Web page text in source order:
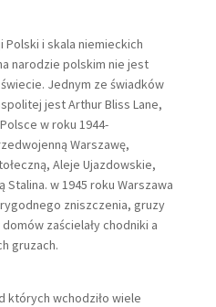
i skala niemieckich
narodzie polskim nie jest
Jednym ze świadków
jest Arthur Bliss Lane,
w roku 1944-
Warszawę,
Aleje Ujazdowskie,
Stalina. w 1945 roku Warszawa
zniszczenia, gruzy
zaścielały chodniki a
gruzach.
których wchodziło wiele